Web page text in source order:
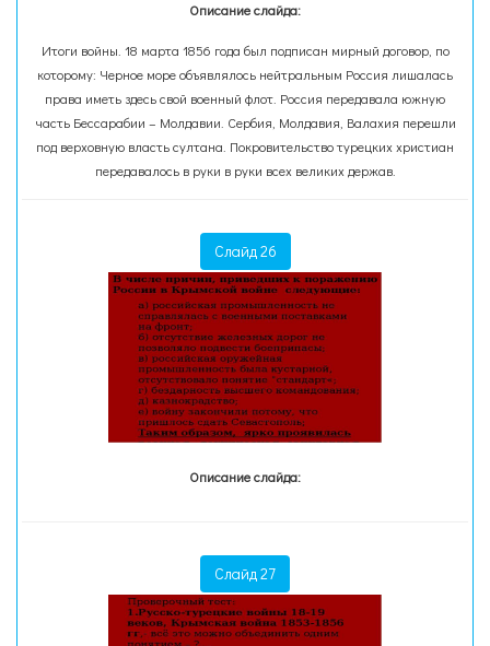
Описание слайда:
Итоги войны. 18 марта 1856 года был подписан мирный договор, по
которому: Черное море объявлялось нейтральным Россия лишалась
права иметь здесь свой военный флот. Россия передавала южную
часть Бессарабии – Молдавии. Сербия, Молдавия, Валахия перешли
под верховную власть султана. Покровительство турецких христиан
передавалось в руки в руки всех великих держав.
Слайд 26
Описание слайда:
Слайд 27